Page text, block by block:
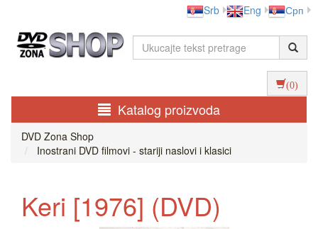
Srb Eng Срп
(0)
Katalog proizvoda
DVD Zona Shop
Inostrani DVD filmovi - stariji naslovi i klasici
Keri [1976] (DVD)